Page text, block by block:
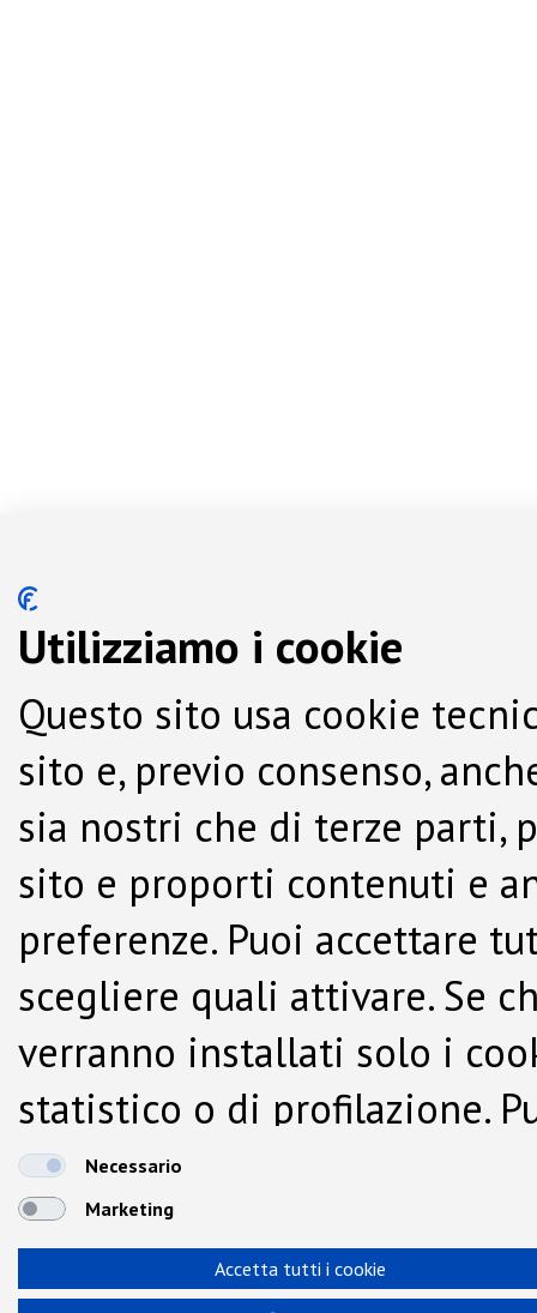
Utilizziamo i cookie
Questo sito usa cookie
sito e, previo consenso,
sia nostri che di terze parti,
sito e proporti contenuti e
preferenze. Puoi accettare
scegliere quali attivare. Se
verranno installati solo i
statistico o di profilazione.
dalla Cookie Policy.
Necessario
Marketing
Accetta tutti i cookie